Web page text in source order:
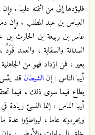
فليؤدها إلى من ائتمنه عليها .
العباس بن عبد المطلب . وإن
عامر بن ربيعة بن الحارث بن
السدانة والسقاية ، والعمد
بعير ، فمن ازداد فهو من
أيها الناس : إنالشيطان قد
يطاع فيما سوى ذلك ، فيما
أيها الناس : إنما النسئ
ويحرمونه عاما ، ليواطؤوا عدة